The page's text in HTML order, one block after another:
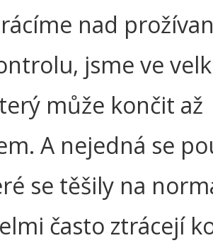
nad
jsme ve
může končit až
A nejedná se
se těšily na
často ztrácejí